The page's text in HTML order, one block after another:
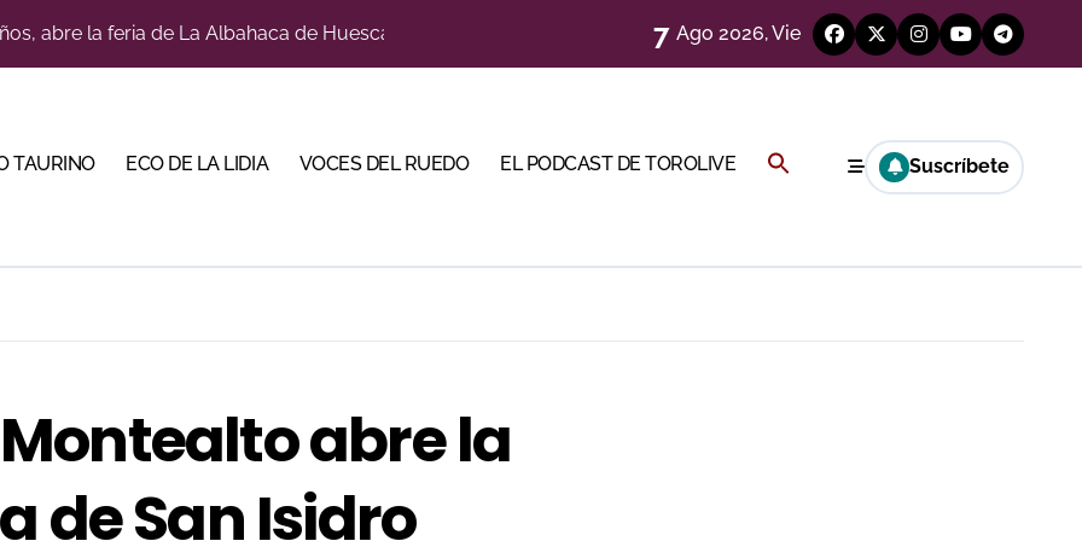
con alicientes y marcado acento torista
su temporada de figura y el palco niega el premio a Roca Rey
cuadro de honor de las Colombinas 2026
abre la corrida de seis rejoneadores en El Puerto de Santa María esta noche
7 Ago 2026, Vie
TAURINO ECO DE LA LIDIA VOCES DEL RUEDO EL PODCAST DE TOROLIVE Buscar: Suscríbete
abre la
de San Isidro